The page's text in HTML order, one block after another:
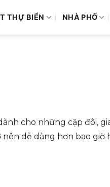
THỰ BIỂN NHÀ PHỐ
cho những cặp đôi,
nên dễ dàng hơn bao giờ